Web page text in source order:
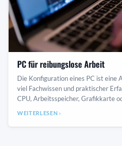
PC für reibungslose Arbeit
Die Konfiguration eines PC ist eine
viel Fachwissen und praktischer
CPU, Arbeitsspeicher, Grafikkarte
WEITERLESEN ›